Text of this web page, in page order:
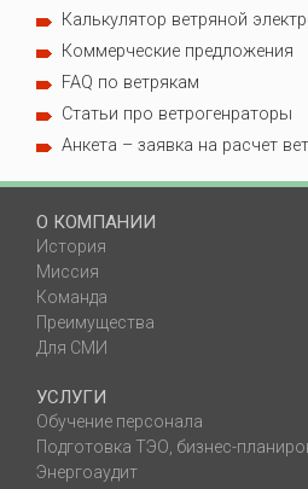
Калькулятор ветряной
Коммерческие предложения
FAQ по ветрякам
Статьи про ветрогенраторы
Анкета – заявка на расчет
О КОМПАНИИ
История
Миссия
Команда
Преимущества
Для СМИ
УСЛУГИ
Обучение персонала
Подготовка ТЭО, бизнес-
Энергоаудит